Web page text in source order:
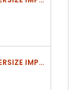
T-SHIRT OVERSIZE IMPRIMÉ STREETWEAR